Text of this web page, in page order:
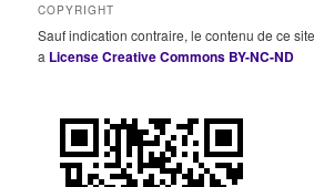
COPYRIGHT
Sauf indication contraire, le contenu de ce
a License Creative Commons BY-NC-ND